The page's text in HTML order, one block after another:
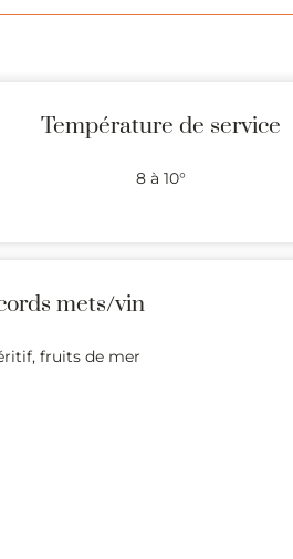
Température de service
8 à 10°
mets/vin
fruits de mer